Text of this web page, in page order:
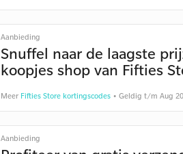
Aanbieding
Snuffel naar de laagste
koopjes shop van Fifties
Meer Fifties Store kortingscodes• Geldig t/m Aug
Aanbieding